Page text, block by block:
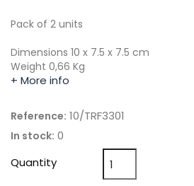
Pack of 2 units
Dimensions 10 x 7.5 x 7.5 cm
Weight 0,66 Kg
+ More info
Reference: 10/TRF3301
In stock: 0
Quantity